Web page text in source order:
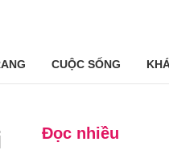
CUỘC SỐNG
Đọc nhiều